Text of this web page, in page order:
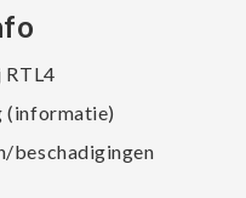
(informatie)
beschadigingen